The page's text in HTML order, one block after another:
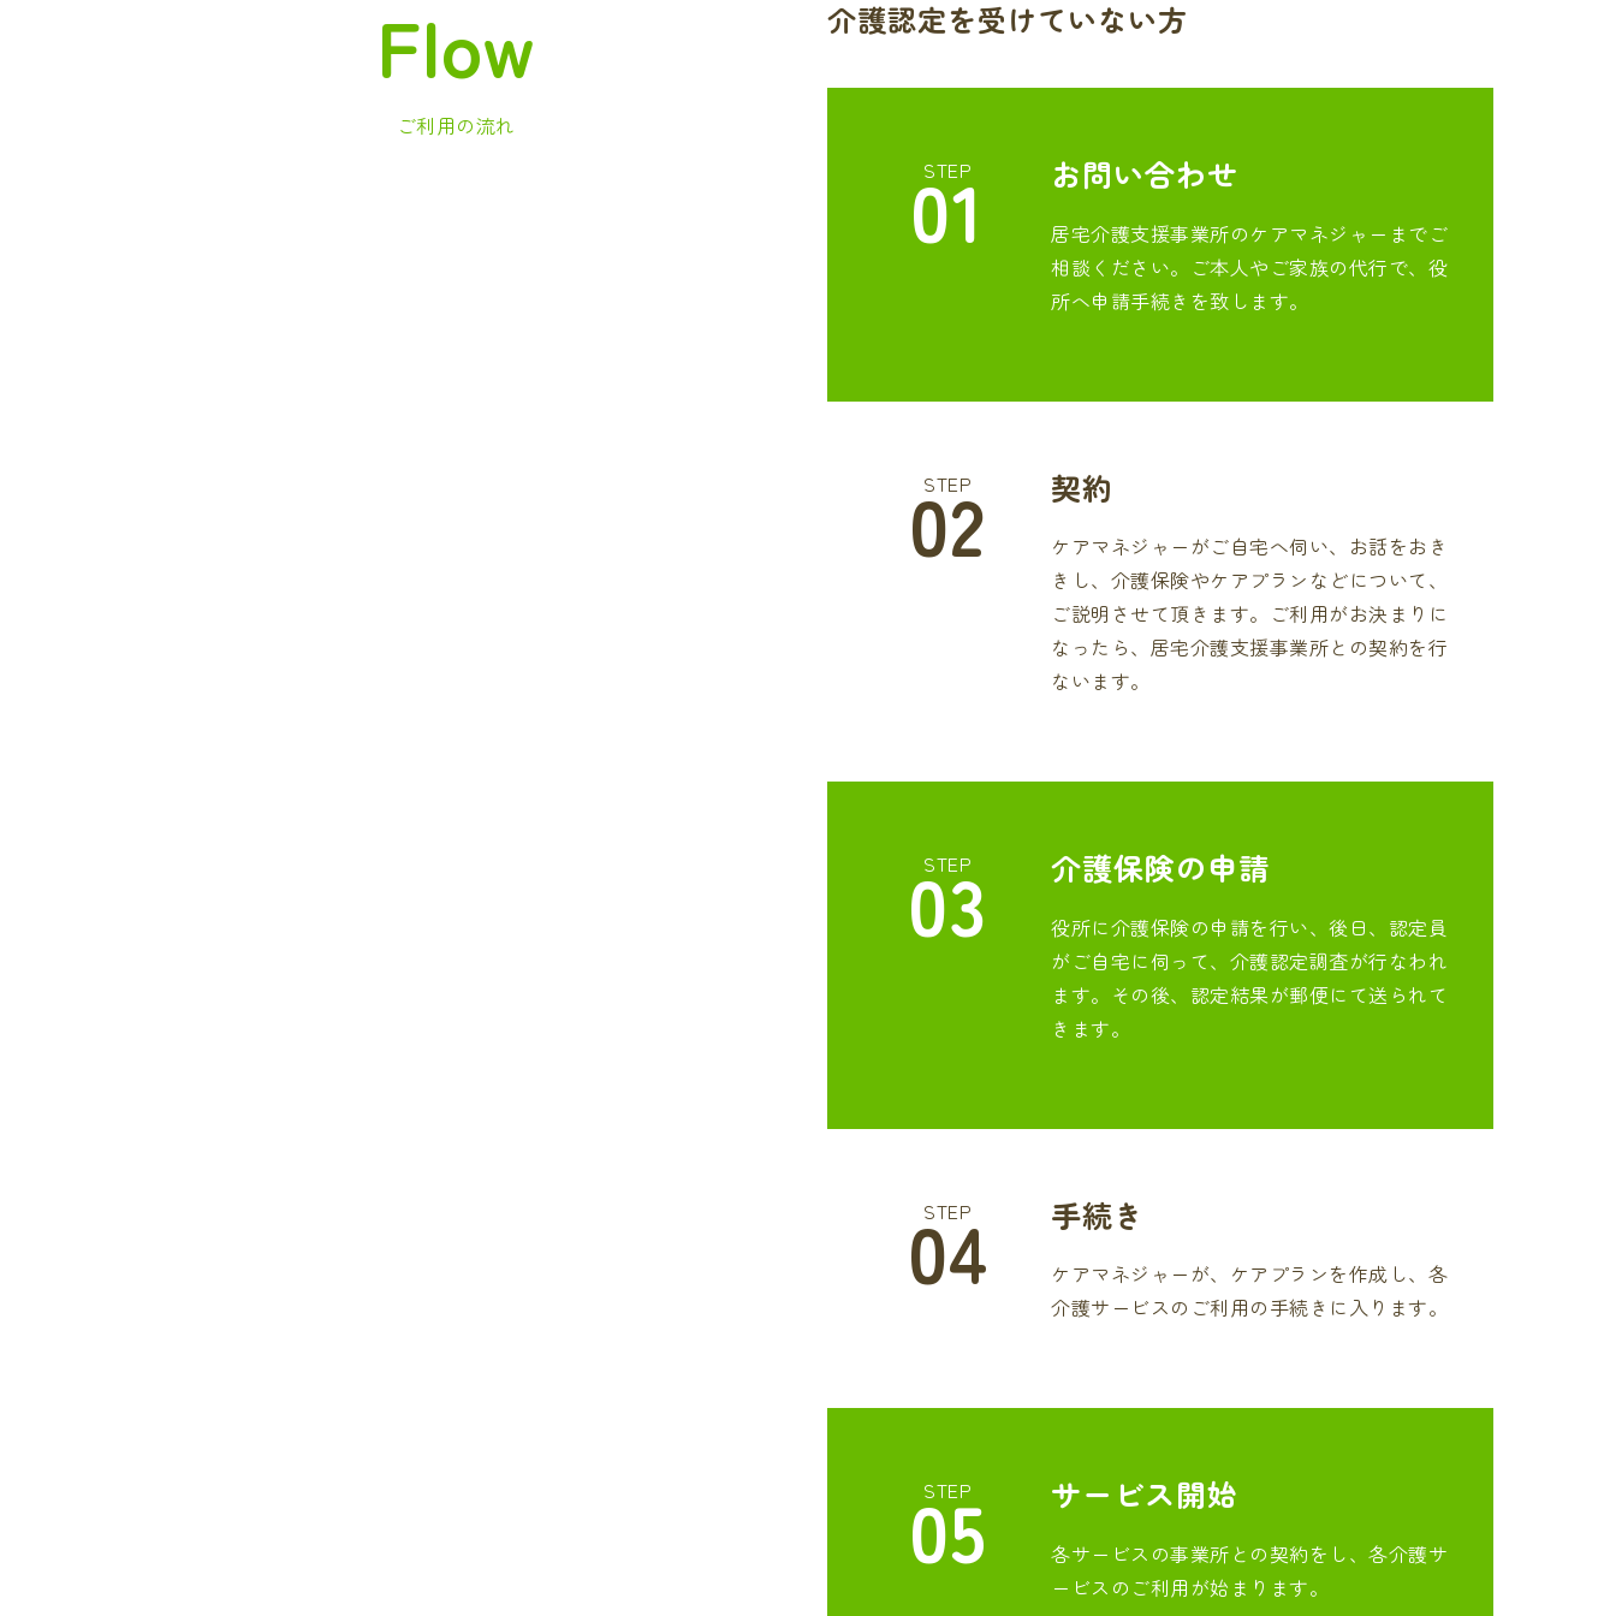
Flow
ご利用の流れ
介護認定を受けていない方
STEP
01 お問い合わせ
居宅介護支援事業所のケアマネジャーまでご
相談ください。ご本人やご家族の代行で、役
所へ申請手続きを致します。
STEP
02 契約
ケアマネジャーがご自宅へ伺い、お話をおき
きし、介護保険やケアプランなどについて、
ご説明させて頂きます。ご利用がお決まりに
なったら、居宅介護支援事業所との契約を行
ないます。
STEP
03 介護保険の申請
役所に介護保険の申請を行い、後日、認定員
がご自宅に伺って、介護認定調査が行なわれ
ます。その後、認定結果が郵便にて送られて
きます。
STEP
04 手続き
ケアマネジャーが、ケアプランを作成し、各
介護サービスのご利用の手続きに入ります。
STEP
05 サービス開始
各サービスの事業所との契約をし、各介護サ
ービスのご利用が始まります。